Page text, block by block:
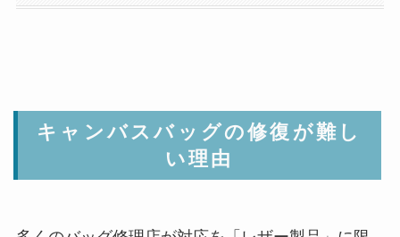
キャンバスバッグの修復が難し
い理由